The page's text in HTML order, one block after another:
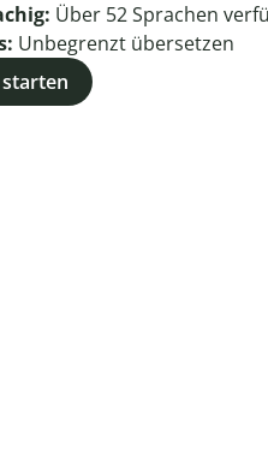
Über 52Sprachen
Unbegrenzt übersetzen